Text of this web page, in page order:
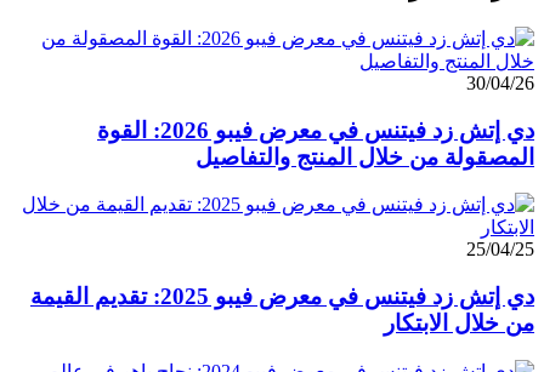
30/04/26
دي إتش زد فيتنس في معرض فيبو 2026: القوة
المصقولة من خلال المنتج والتفاصيل
25/04/25
دي إتش زد فيتنس في معرض فيبو 2025: تقديم القيمة
من خلال الابتكار